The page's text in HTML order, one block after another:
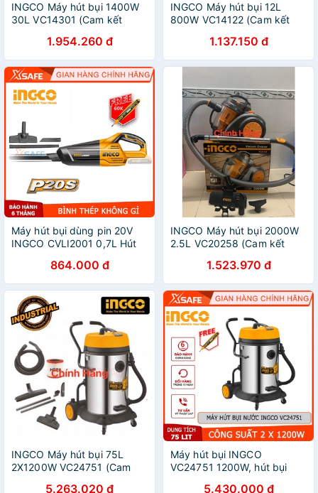
INGCO Máy hút bụi 1400W
30L VC14301 (Cam kết
1.954.260 đ
INGCO Máy hút bụi 12L
800W VC14122 (Cam kết
1.137.150 đ
Máy hút bụi dùng pin 20V
INGCO CVLI2001 0,7L Hút
không gỉ, kèm 1 ống mềm, 1
bàn chải sàn
864.000 đ
INGCO Máy hút bụi 2000W
2.5L VC20258 (Cam kết
1.523.970 đ
INGCO Máy hút bụi 75L
2X1200W VC24751 (Cam
5.263.020 đ
Máy hút bụi INGCO
VC24751 1200W, hút bụi
5.430.000 đ